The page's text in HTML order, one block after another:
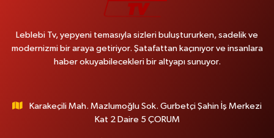
Leblebi Tv, yepyeni temasıyla sizleri buluştururken, sadelik ve
modernizmi bir araya getiriyor. Şatafattan kaçınıyor ve insanlara
haber okuyabilecekleri bir altyapı sunuyor.
Karakeçili Mah. Mazlumoğlu Sok. Gurbetçi Şahin İş Merkezi
Kat 2 Daire 5 ÇORUM